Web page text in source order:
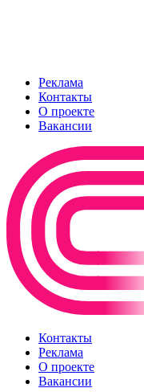
Реклама
Контакты
О проекте
Вакансии
Контакты
Реклама
О проекте
Вакансии